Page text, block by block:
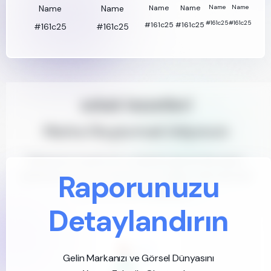
Name
#161c25
Name
#161c25
Name
#161c25
Name
#161c25
Name
#161c25
Name
#161c25
Raporunuzu
Detaylandırın
Gelin Markanızı ve Görsel Dünyasını
sokak lezzetleri
Markanızın karakterini, söylemini, görsel dünyasını
belirlemek için Ürün Doktoru'nun yapay zeka destekli
hizmetlerinden faydalanın!